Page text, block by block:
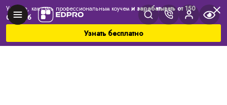
Узнайте, как стать профессиональным коучеми зарабатывать от 150
000 руб
Узнать бесплатно